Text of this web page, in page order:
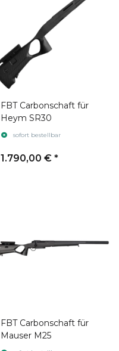
FBT Carbonschaft für
Heym SR30
sofort bestellbar
1.790,00 € *
FBT Carbonschaft für
Mauser M25